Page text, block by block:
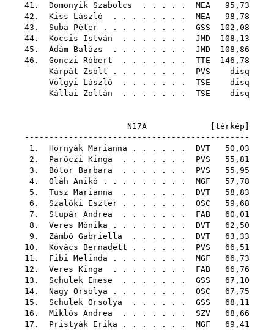
41. Domonyik Szabolcs . . . . . MEA 95,73
42. Kiss László . . . . . . . . MEA 98,78
43. Suba Péter . . . . . . . . . GSS 102,08
44. Kocsis István . . . . . . . JMD 108,13
45. Ádám Balázs . . . . . . . . JMD 108,86
46. Gönczi Róbert . . . . . . . TTE 146,78
Kárpát Zsolt . . . . . . . . PVS disq
Völgyi László . . . . . . . TSE disq
Kállai Zoltán . . . . . . . TSE disq
N17A [ térkép
----------------------------------------------
1. Hornyák Marianna . . . . . . DVT 50,03
2. Paróczi Kinga . . . . . . . PVS 55,81
3. Bótor Barbara . . . . . . . PVS 55,95
4. Oláh Anikó . . . . . . . . . MGF 57,78
5. Tusz Marianna . . . . . . . DVT 58,83
6. Szalóki Eszter . . . . . . . OSC 59,68
7. Stupár Andrea . . . . . . . FAB 60,01
8. Veres Mónika . . . . . . . . DVT 62,50
9. Zámbó Gabriella . . . . . . DVT 63,33
10. Kovács Bernadett . . . . . . PVS 66,51
11. Fibi Melinda . . . . . . . . MGF 66,73
12. Veres Kinga . . . . . . . . FAB 66,76
13. Schulek Emese . . . . . . . GSS 67,10
14. Nagy Orsolya . . . . . . . . OSC 67,75
15. Schulek Orsolya . . . . . . GSS 68,11
16. Miklós Andrea . . . . . . . SZV 68,66
17. Pristyák Erika . . . . . . . MGF 69,41